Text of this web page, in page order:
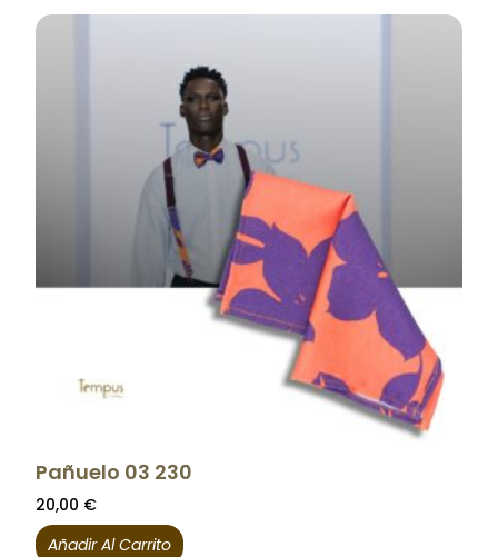
Pañuelo 03 230
20,00 €
Añadir Al Carrito